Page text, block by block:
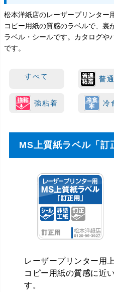
松本洋紙店のレーザープリンター
コピー用紙の質感のラベルで、裏
ラベル・シールです。カタログや
です。
すべて 普
強粘着 冷
MS上質紙ラベル「訂
レーザープリンター用
コピー用紙の質感に近
す。